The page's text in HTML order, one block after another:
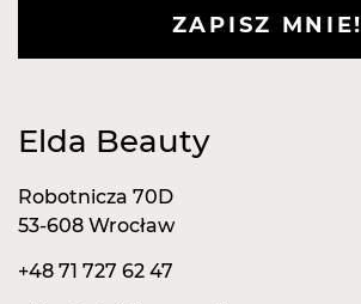
ZAPISZ MNIE!
Elda Beauty
Robotnicza 70D
53-608 Wrocław
+48 71 727 62 47